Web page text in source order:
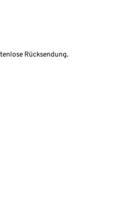
Rücksendung.